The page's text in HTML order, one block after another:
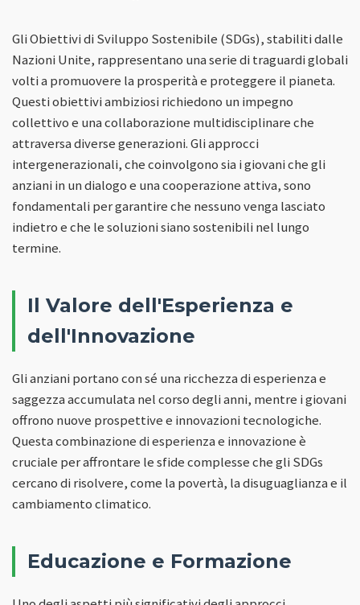
Gli Obiettivi di Sviluppo Sostenibile (SDGs), stabiliti dalle
Nazioni Unite, rappresentano una serie di traguardi globali
volti a promuovere la prosperità e proteggere il pianeta.
Questi obiettivi ambiziosi richiedono un impegno
collettivo e una collaborazione multidisciplinare che
attraversa diverse generazioni. Gli approcci
intergenerazionali, che coinvolgono sia i giovani che gli
anziani in un dialogo e una cooperazione attiva, sono
fondamentali per garantire che nessuno venga lasciato
indietro e che le soluzioni siano sostenibili nel lungo
termine.
Il Valore dell'Esperienza e
dell'Innovazione
Gli anziani portano con sé una ricchezza di esperienza e
saggezza accumulata nel corso degli anni, mentre i giovani
offrono nuove prospettive e innovazioni tecnologiche.
Questa combinazione di esperienza e innovazione è
cruciale per affrontare le sfide complesse che gli SDGs
cercano di risolvere, come la povertà, la disuguaglianza e il
cambiamento climatico.
Educazione e Formazione